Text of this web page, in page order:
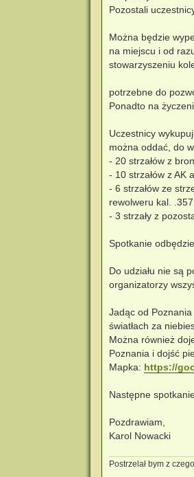
Pozostali
Można będzie
na miejscu i od
stowarzyszeniu
potrzebne do
Ponadto na
Uczestnicy
można oddać, do
- 20 strzałów z
- 10 strzałów z AK
- 6 strzałów ze
rewolweru kal.
- 3 strzały z
Spotkanie
Do udziału nie są
organizatorzy
Jadąc od
światłach za
Można również
Poznania i dojść
Mapka: https://
Następne
Pozdrawiam,
Karol Nowacki
Postrzelał bym z